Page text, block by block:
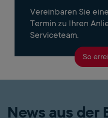
Vereinbaren Sie
Termin zu Ihren
Serviceteam.
So
News aus der